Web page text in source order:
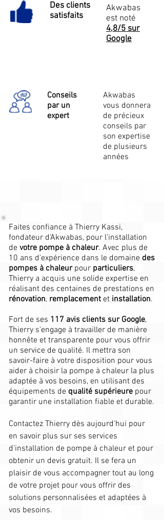
Des clients
satisfaits
Akwabas
est noté
4,8/5 sur
Google
Conseils
par un
expert
Akwabas
vous donnera
de précieux
conseils par
son expertise
de plusieurs
années
Faites confiance à Thierry Kassi,
fondateur d'Akwabas, pour l'installation
de votre pompe à chaleur. Avec plus de
10 ans d'expérience dans le domaine des
pompes à chaleur pour particuliers,
Thierry a acquis une solide expertise en
réalisant des centaines de prestations en
rénovation, remplacement et installation.
Fort de ses 117 avis clients sur Google,
Thierry s'engage à travailler de manière
honnête et transparente pour vous offrir
un service de qualité. Il mettra son
savoir-faire à votre disposition pour vous
aider à choisir la pompe à chaleur la plus
adaptée à vos besoins, en utilisant des
équipements de qualité supérieure pour
garantir une installation fiable et durable.​
Contactez Thierry dès aujourd'hui pour
en savoir plus sur ses services
d'installation de pompe à chaleur et pour
obtenir un devis gratuit. Il se fera un
plaisir de vous accompagner tout au long
de votre projet pour vous offrir des
solutions personnalisées et adaptées à
vos besoins.